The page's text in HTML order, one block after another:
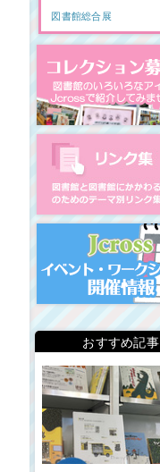
図書館総合展
おすすめ記事